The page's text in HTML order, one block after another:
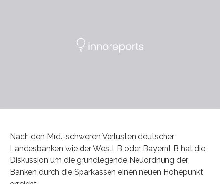
Nach den Mrd.-schweren Verlusten deutscher
Landesbanken wie der WestLB oder BayernLB hat die
Diskussion um die grundlegende Neuordnung der
Banken durch die Sparkassen einen neuen Höhepunkt